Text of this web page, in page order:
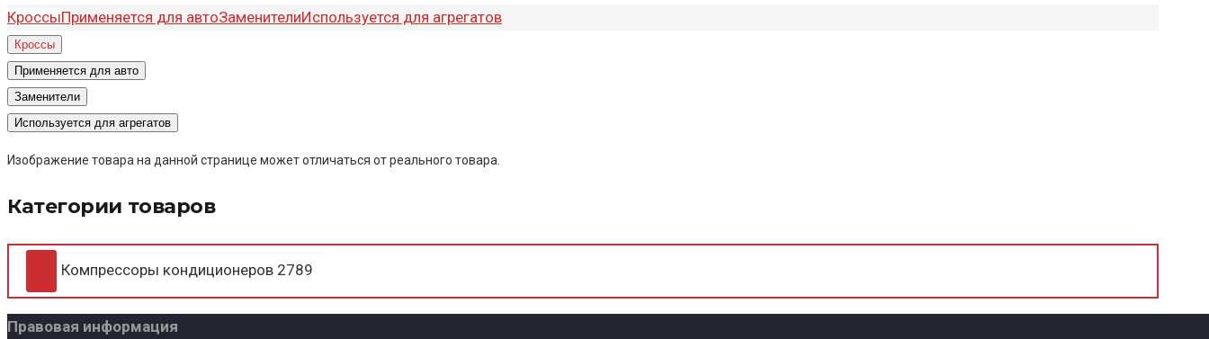
КроссыПрименяется для автоЗаменителиИспользуется для агрегатов
Кроссы
Применяется для авто
Заменители
Используется для агрегатов
Изображение товара на данной странице может отличаться от реального товара.
Категории товаров
Компрессоры кондиционеров 2789
Правовая информация